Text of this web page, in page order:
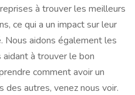
à trouver les meilleurs
ce qui a un impact sur leur
aidons également les
à trouver le bon
comment avoir un
des autres, venez nous voir.